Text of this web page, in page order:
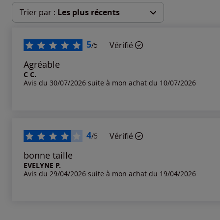
Trier par : Les plus récents
Les plus anciens
5/5 Vérifié
Agréable
C C.
Avis du 30/07/2026 suite à mon achat du 10/07/2026
4/5 Vérifié
bonne taille
EVELYNE P.
Avis du 29/04/2026 suite à mon achat du 19/04/2026